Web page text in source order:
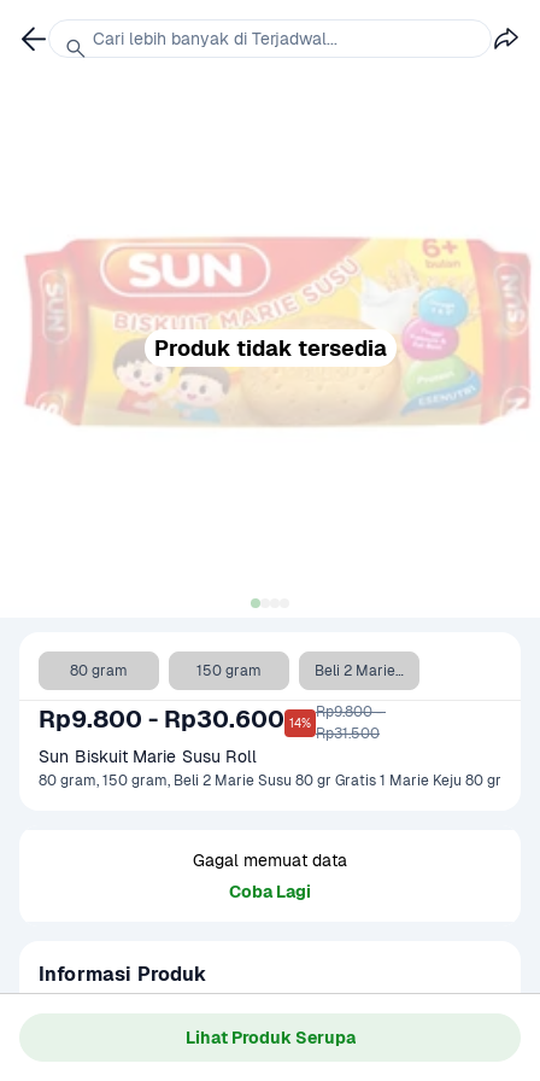
Lihat Produk Serupa
Produk tidak tersedia
80 gram 150 gram Beli 2 Marie Susu 80 gr Gratis 1 Marie Keju 80 gr
Rp9.800 - Rp30.600 14%
Rp9.800 -
Rp31.500
Sun Biskuit Marie Susu Roll
80 gram, 150 gram, Beli 2 Marie Susu 80 gr Gratis 1 Marie Keju 80 gr
Gagal memuat data
Coba Lagi
Informasi Produk
Sun Biskuit Balita 80 gram adalah biskuit bergizi yang
dirancang khusus untuk bayi dan balita. Diperkaya vitamin,
mineral, dan kalsium untuk mendukung pertumbuhan
Cari lebih banyak di Terjadwal...